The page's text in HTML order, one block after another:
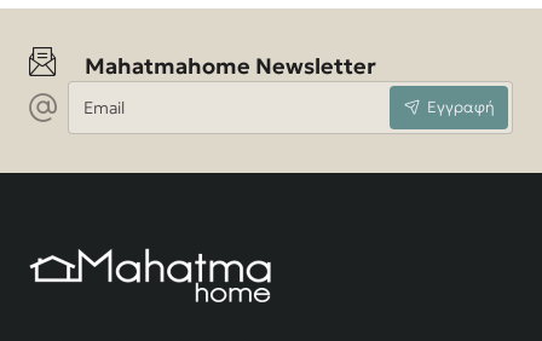
Mahatmahome Newsletter
Email
Εγγραφή